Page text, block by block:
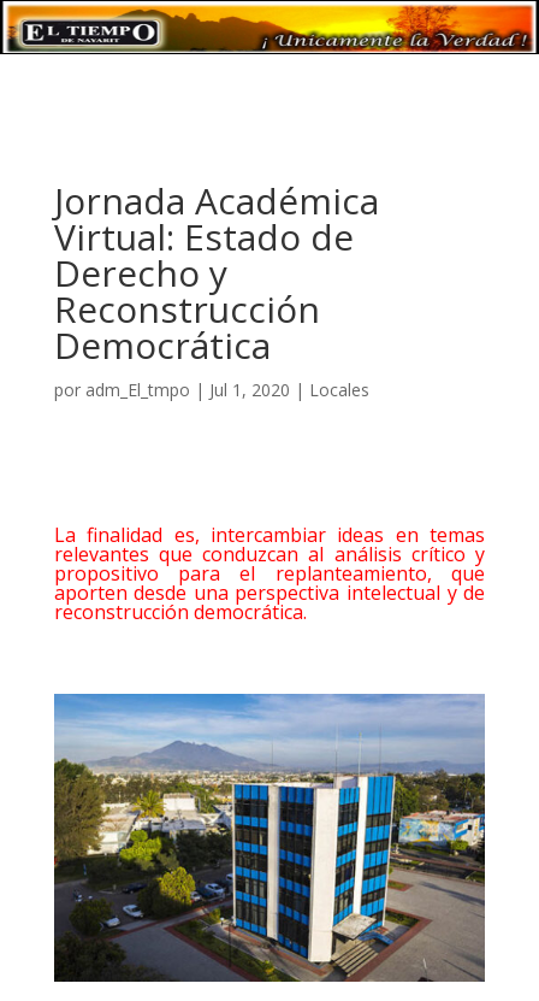
Jornada Académica
Virtual: Estado de
Derecho y
Reconstrucción
Democrática
por adm_El_tmpo | Jul 1, 2020 | Locales
La finalidad es, intercambiar ideas en temas
relevantes que conduzcan al análisis crítico y
propositivo para el replanteamiento, que
aporten desde una perspectiva intelectual y de
reconstrucción democrática.